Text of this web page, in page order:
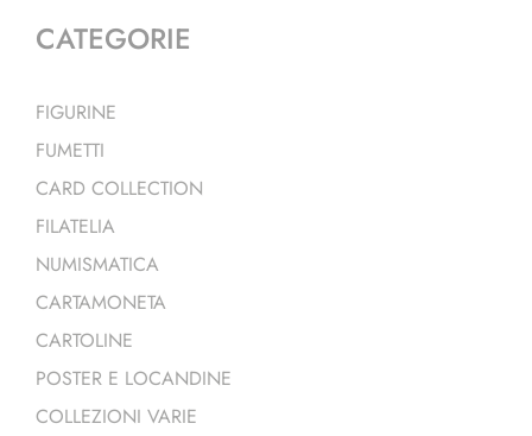
CATEGORIE
FIGURINE
FUMETTI
CARD COLLECTION
FILATELIA
NUMISMATICA
CARTAMONETA
CARTOLINE
POSTER E LOCANDINE
COLLEZIONI VARIE